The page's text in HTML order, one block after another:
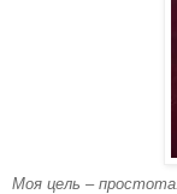
Моя цель – простота.